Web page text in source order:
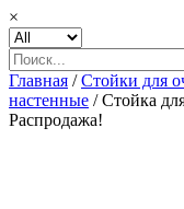
×
Главная /Стойки для
настенные / Стойка
Распродажа!